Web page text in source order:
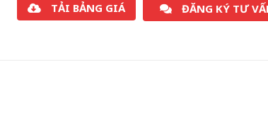
TẢI BẢNG GIÁ ĐĂNG KÝ TƯ